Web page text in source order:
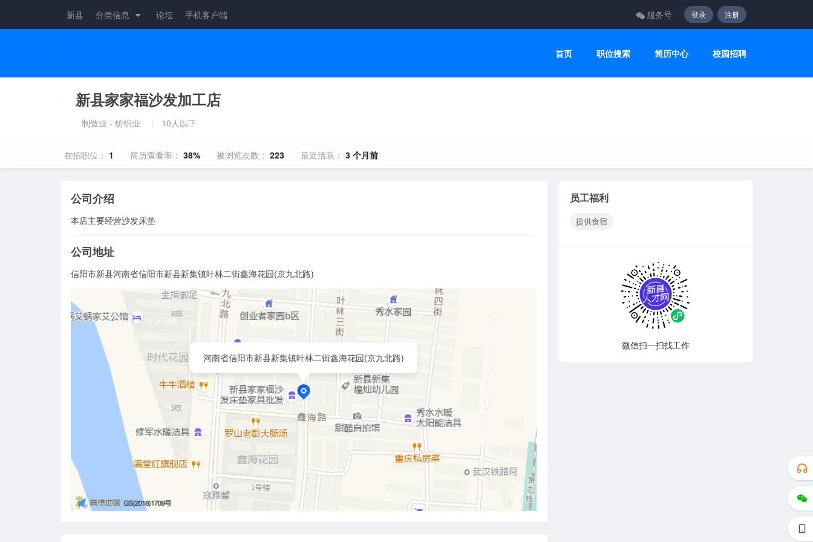
新县 分类信息 论坛 手机客户端 服务号 登录 注册
首页 职位搜索 简历中心 校园招聘
新县家家福沙发加工店
制造业 - 纺织业 10人以下
在招职位： 1 简历查看率： 38% 被浏览次数： 223 最近活跃： 3 个月前
公司介绍
本店主要经营沙发床垫
公司地址
信阳市新县河南省信阳市新县新集镇叶林二街鑫海花园(京九北路)
河南省信阳市新县新集镇叶林二街鑫海花园(京九北路)
员工福利
提供食宿
微信扫一扫找工作